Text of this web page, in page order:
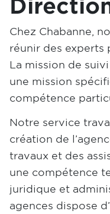
Chez Chabanne,
réunir des experts
La mission de
une mission
compétence
Notre service
création de
travaux et des
une compétence
juridique et
agences dispose